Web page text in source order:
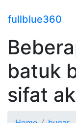
fullblue360
batuk
sifat